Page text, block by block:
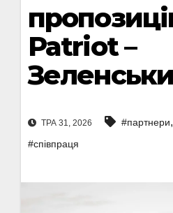
Patriot –
ТРА 31, 2026 #партнери,
#співпраця